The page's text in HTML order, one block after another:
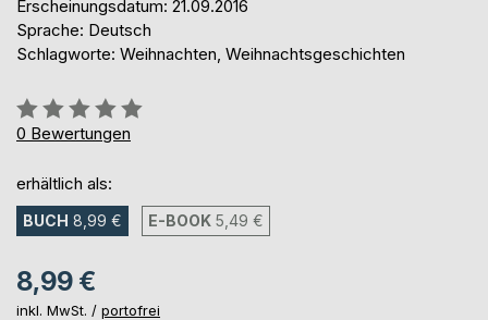
Erscheinungsdatum: 21.09.2016
Sprache: Deutsch
Schlagworte: Weihnachten, Weihnachtsgeschichten
Bewertung::
0%
0 Bewertungen
erhältlich als:
BUCH 8,99 € E-BOOK 5,49 €
8,99 €
inkl. MwSt. / portofrei